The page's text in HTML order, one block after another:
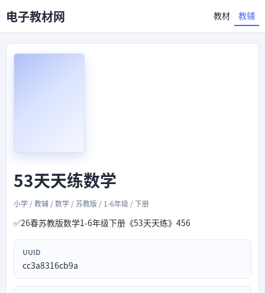
电子教材网 教材 教辅
53天天练数学
小学 / 教辅 / 数学 / 苏教版 / 1-6年级 / 下册
✅26春苏教版数学1-6年级下册《53天天练》456
UUID
cc3a8316cb9a